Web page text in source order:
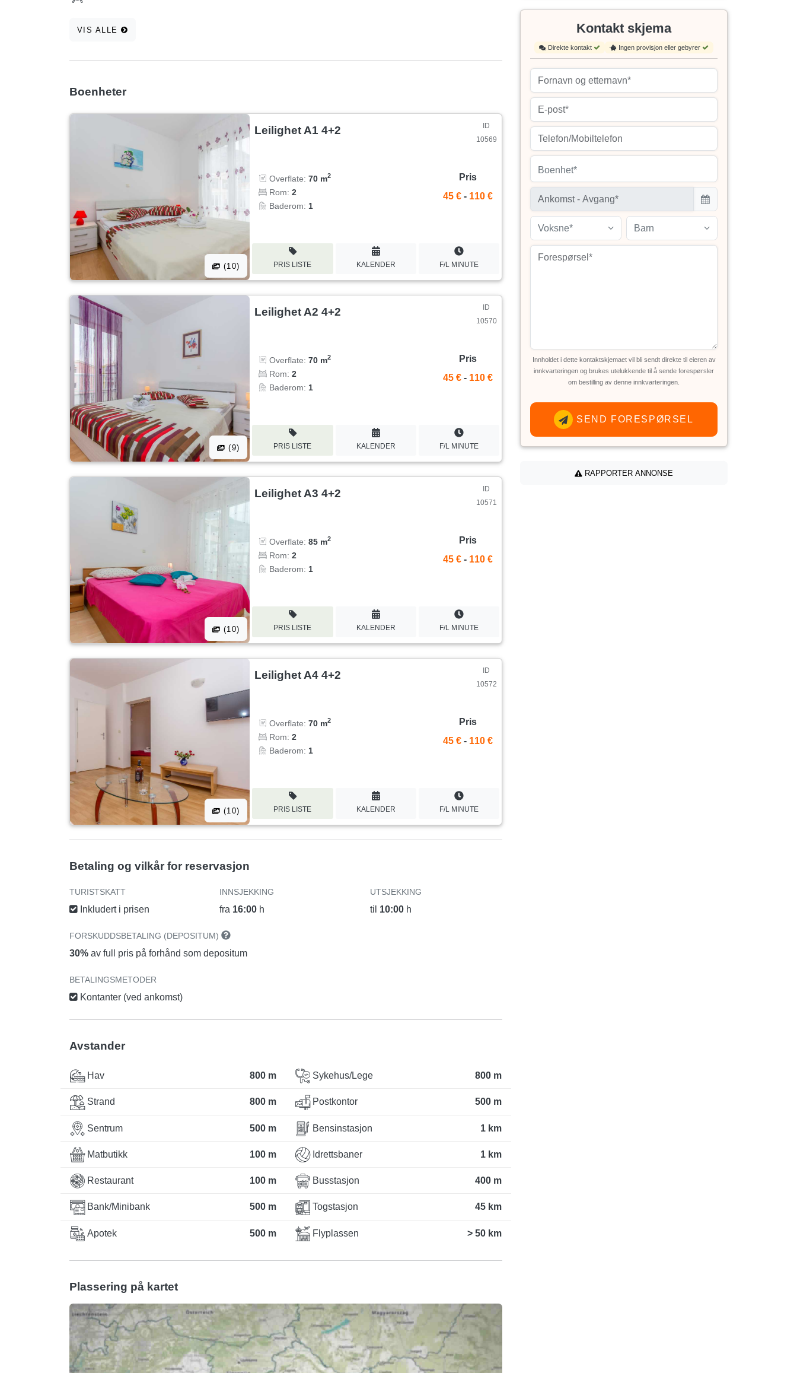
VIS ALLE
Boenheter
(10)
Leilighet A1 4+2
ID
10569
Overflate:70 m2
Rom:2
Baderom: 1
Pris
45 € - 110 €
PRIS LISTE KALENDER F/L MINUTE
(9)
Leilighet A2 4+2
ID
10570
Overflate:70 m2
Rom:2
Baderom: 1
Pris
45 € - 110 €
PRIS LISTE KALENDER F/L MINUTE
(10)
Leilighet A3 4+2
ID
10571
Overflate:85 m2
Rom:2
Baderom: 1
Pris
45 € - 110 €
PRIS LISTE KALENDER F/L MINUTE
(10)
Leilighet A4 4+2
ID
10572
Overflate:70 m2
Rom:2
Baderom: 1
Pris
45 € - 110 €
PRIS LISTE KALENDER F/L MINUTE
Betaling og vilkår for reservasjon
TURISTSKATT
Inkludert i prisen
INNSJEKKING
fra 16:00 h
UTSJEKKING
til 10:00h
FORSKUDDSBETALING (DEPOSITUM)
30% av full pris på forhånd som depositum
BETALINGSMETODER
Kontanter (ved ankomst)
Avstander
Hav 800 m
Strand 800 m
Sentrum 500 m
Matbutikk 100 m
Restaurant 100 m
Bank/Minibank 500 m
Apotek 500 m
Sykehus/Lege 800 m
Postkontor 500 m
Bensinstasjon 1 km
Idrettsbaner 1 km
Busstasjon 400 m
Togstasjon 45 km
Flyplassen > 50 km
Plassering på kartet
Kontakt skjema
Direkte kontakt Ingen provisjon eller gebyrer
Boenhet*
Voksne* Barn
Innholdet i dette kontaktskjemaet vil bli sendt direkte til eieren av
innkvarteringen og brukes utelukkende til å sende forespørsler
om bestilling av denne innkvarteringen.
SEND FORESPØRSEL
RAPPORTER ANNONSE